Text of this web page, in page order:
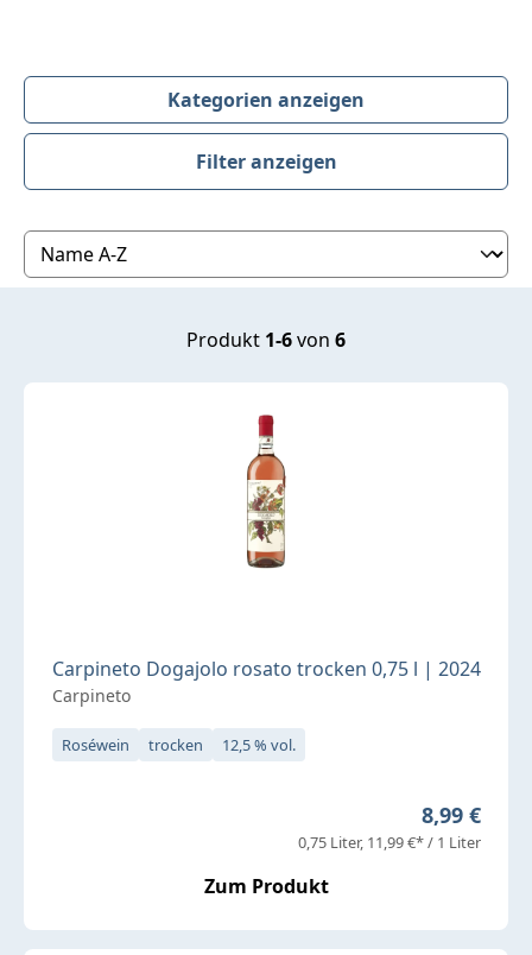
Kategorien anzeigen
Filter anzeigen
Produktübersicht
Produkt 1-6von 6
Carpineto Dogajolo rosato trocken 0,75 l | 2024
Carpineto
Roséwein trocken 12,5 % vol.
Regulärer
8,99 €
0,75 Liter 11,99 €* / 1 Liter
Zum Produkt